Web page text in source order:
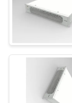
FÁBRICA
CONTROL
CALIDAD